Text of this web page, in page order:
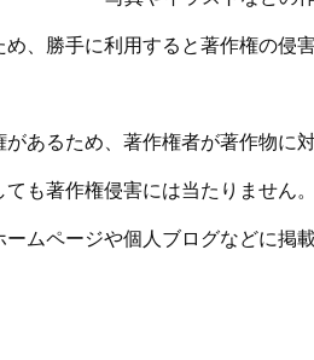
、勝手に利用すると著作権の侵
あるため、著作権者が著作物に
も著作権侵害には当たりません。
ムページや個人ブログなどに掲